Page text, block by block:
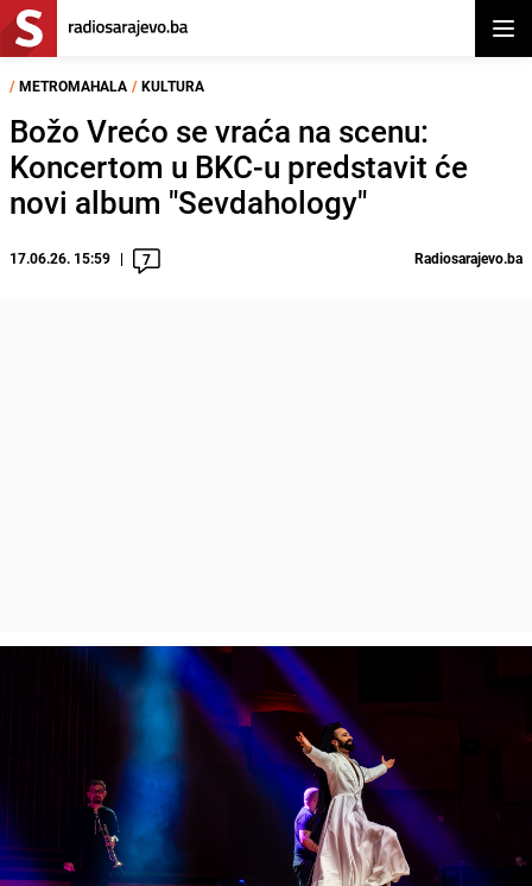
/ METROMAHALA / KULTURA
Božo Vrećo se vraća na scenu:
Koncertom u BKC-u predstavit će
novi album "Sevdahology"
17.06.26. 15:59 7 Radiosarajevo.ba